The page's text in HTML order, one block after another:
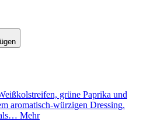
grüne Paprika und
aromatisch-würzigen Dressing.
Mehr